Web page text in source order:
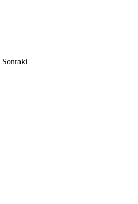
Sonraki